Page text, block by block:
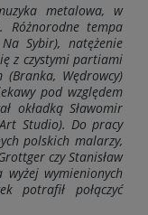
metalowa, w
Różnorodne tempa
Sybir), natężenie
z czystymi partiami
Wędrowcy)
pod względem
okładką Sławomir
Studio). Do pracy
polskich malarzy,
czy Stanisław
wymienionych
potrafił połączyć